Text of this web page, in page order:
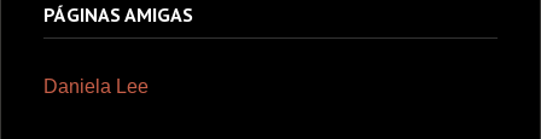
PÁGINAS AMIGAS
Daniela Lee